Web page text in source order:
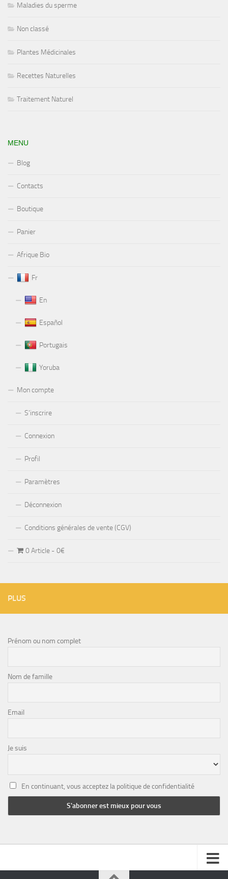
Maladies du sperme
Non classé
Plantes Médicinales
Recettes Naturelles
Traitement Naturel
MENU
Blog
Contacts
Boutique
Panier
Afrique Bio
Fr
En
Español
Portugais
Yoruba
Mon compte
S’inscrire
Connexion
Profil
Paramètres
Déconnexion
Conditions générales de vente (CGV)
0 Article 0€
PLUS
Prénom ou nom complet
Nom de famille
Email
Je suis
En continuant, vous acceptez la politique de confidentialité